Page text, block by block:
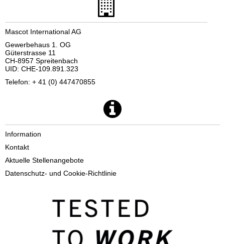
Mascot International AG
Gewerbehaus 1. OG
Güterstrasse 11
CH-8957 Spreitenbach
UID: CHE-109.891.323
Telefon: + 41 (0) 447470855
Information
Kontakt
Aktuelle Stellenangebote
Datenschutz- und Cookie-Richtlinie